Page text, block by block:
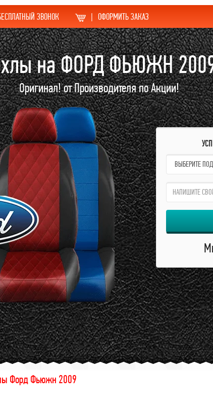
ЗВОНОК | ОФОРМИТЬ ЗАКАЗ
на ФОРД ФЬЮЖН
Оригинал! от Производителя по Акции!
name:
qzw:
Форд Фьюжн 2009